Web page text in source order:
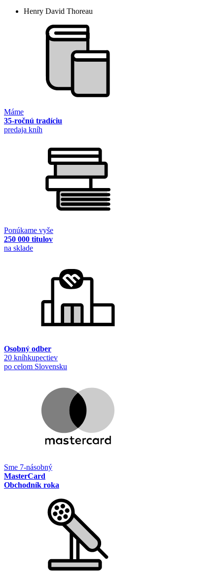
Henry David Thoreau
Máme
35-ročnú tradíciu
predaja kníh
Ponúkame vyše
250 000 titulov
na sklade
Osobný odber
20 kníhkupectiev
po celom Slovensku
Sme 7-násobný
MasterCard
Obchodník roka